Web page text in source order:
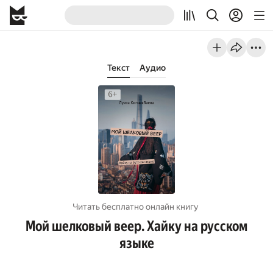
Текст Аудио
Читать бесплатно онлайн книгу
Мой шелковый веер. Хайку на русском
языке